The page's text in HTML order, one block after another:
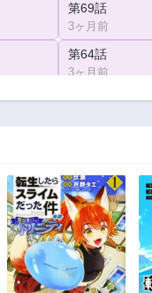
第69話
3ヶ月前
第64話
3ヶ月前
第59話
第49話
3ヶ月前
第44話
3ヶ月前
第39話